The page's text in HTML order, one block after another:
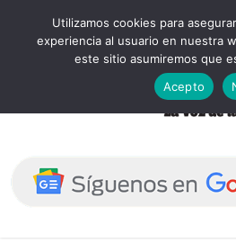
Utilizamos cookies para
experiencia al usuario en nuestra
este sitio asumiremos que
Acepto